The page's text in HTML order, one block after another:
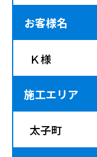
お客様名
Ｋ様
施工エリア
太子町